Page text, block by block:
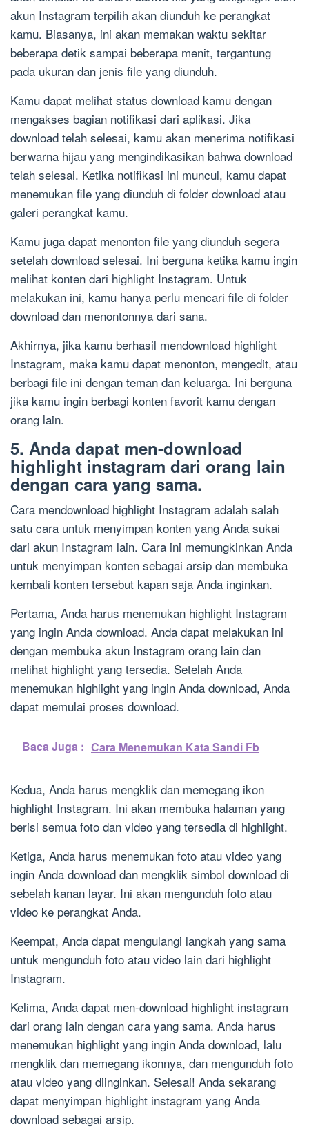
akun Instagram terpilih akan diunduh ke perangkat
kamu. Biasanya, ini akan memakan waktu sekitar
beberapa detik sampai beberapa menit, tergantung
pada ukuran dan jenis file yang diunduh.
Kamu dapat melihat status download kamu dengan
mengakses bagian notifikasi dari aplikasi. Jika
download telah selesai, kamu akan menerima notifikasi
berwarna hijau yang mengindikasikan bahwa download
telah selesai. Ketika notifikasi ini muncul, kamu dapat
menemukan file yang diunduh di folder download atau
galeri perangkat kamu.
Kamu juga dapat menonton file yang diunduh segera
setelah download selesai. Ini berguna ketika kamu ingin
melihat konten dari highlight Instagram. Untuk
melakukan ini, kamu hanya perlu mencari file di folder
download dan menontonnya dari sana.
Akhirnya, jika kamu berhasil mendownload highlight
Instagram, maka kamu dapat menonton, mengedit, atau
berbagi file ini dengan teman dan keluarga. Ini berguna
jika kamu ingin berbagi konten favorit kamu dengan
orang lain.
5. Anda dapat men-download
highlight instagram dari orang lain
dengan cara yang sama.
Cara mendownload highlight Instagram adalah salah
satu cara untuk menyimpan konten yang Anda sukai
dari akun Instagram lain. Cara ini memungkinkan Anda
untuk menyimpan konten sebagai arsip dan membuka
kembali konten tersebut kapan saja Anda inginkan.
Pertama, Anda harus menemukan highlight Instagram
yang ingin Anda download. Anda dapat melakukan ini
dengan membuka akun Instagram orang lain dan
melihat highlight yang tersedia. Setelah Anda
menemukan highlight yang ingin Anda download, Anda
dapat memulai proses download.
Baca Juga : Cara Menemukan Kata Sandi Fb
Kedua, Anda harus mengklik dan memegang ikon
highlight Instagram. Ini akan membuka halaman yang
berisi semua foto dan video yang tersedia di highlight.
Ketiga, Anda harus menemukan foto atau video yang
ingin Anda download dan mengklik simbol download di
sebelah kanan layar. Ini akan mengunduh foto atau
video ke perangkat Anda.
Keempat, Anda dapat mengulangi langkah yang sama
untuk mengunduh foto atau video lain dari highlight
Instagram.
Kelima, Anda dapat men-download highlight instagram
dari orang lain dengan cara yang sama. Anda harus
menemukan highlight yang ingin Anda download, lalu
mengklik dan memegang ikonnya, dan mengunduh foto
atau video yang diinginkan. Selesai! Anda sekarang
dapat menyimpan highlight instagram yang Anda
download sebagai arsip.